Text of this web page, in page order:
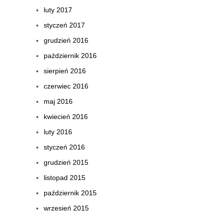
luty 2017
styczeń 2017
grudzień 2016
październik 2016
sierpień 2016
czerwiec 2016
maj 2016
kwiecień 2016
luty 2016
styczeń 2016
grudzień 2015
listopad 2015
październik 2015
wrzesień 2015